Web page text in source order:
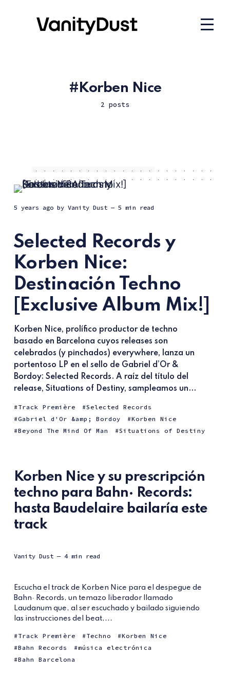
Korben Nice
2 posts
5 years agoby Vanity Dust — 5 min read
Selected Records y
Korben Nice:
Destinación Techno
[Exclusive Album Mix!]
Korben Nice, prolífico productor de techno
basado en Barcelona cuyos releases son
celebrados (y pinchados) everywhere, lanza un
portentoso LP en el sello de Gabriel d’Or &
Bordoy: Selected Records. A raíz del título del
release, Situations of Destiny, sampleamos un...
Track Première
Selected Records
Gabriel d'Or &amp; Bordoy
Korben Nice
Beyond The Mind Of Man
Situations of Destiny
Korben Nice y su prescripción
techno para Bahn· Records:
hasta Baudelaire bailaría este
track
Vanity Dust — 4 min read
Escucha el track de Korben Nice para el despegue de
Bahn· Records, un temazo liberador llamado
Laudanum que, al ser escuchado y bailado siguiendo
las instrucciones del beat,...
Track Première Techno
Korben Nice
Bahn Records
música electrónica
Bahn Barcelona